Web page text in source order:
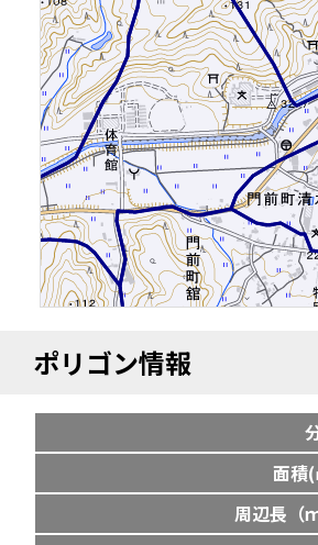
ポリゴン情報
面積
周辺長（ｍ